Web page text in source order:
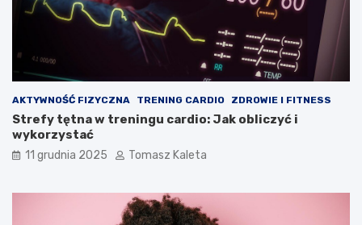
AKTYWNOŚĆ FIZYCZNA TRENING CARDIO ZDROWIE I FITNESS
Strefy tętna w treningu cardio: Jak obliczyć i
wykorzystać
11 grudnia 2025 Tomasz Kaleta